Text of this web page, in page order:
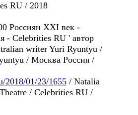
RU / 2018
Россиян XXI век -
- Celebrities RU ' автор
writer Yuri Ryuntyu /
/ Москва Россия /
2018/01/23/1655 / Natalia
/ Celebrities RU /